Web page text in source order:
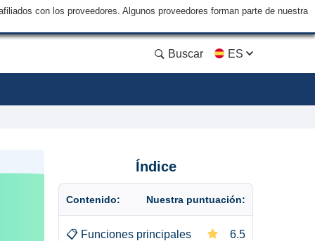
con los proveedores. Algunos proveedores forman parte de nuestra
Buscar ES
Índice
Contenido: Nuestra puntuación:
📋 Funciones principales 6.5